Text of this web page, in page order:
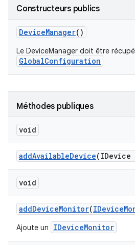
Constructeurs publics
DeviceManager()
Le DeviceManager doit être
GlobalConfiguration
Méthodes publiques
void
addAvailableDevice(IDevice
void
addDeviceMonitor(IDevice
Ajoute un IDeviceMonitor